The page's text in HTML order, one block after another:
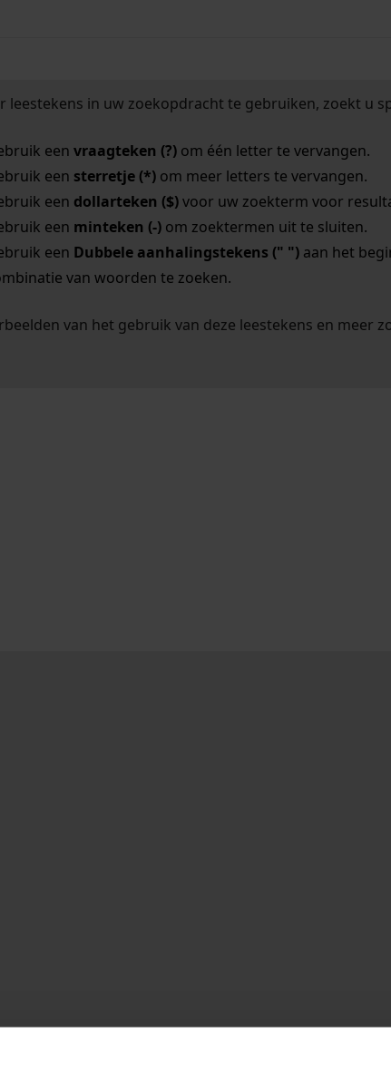
leestekens in uw zoekopdracht te gebruiken, zoekt u
een vraagteken (?)om één letter te vervangen.
een sterretje (*)om meer letters te vervangen.
een dollarteken ($)voor uw zoekterm voor
een minteken (-)om zoektermen uit te sluiten.
een Dubbele aanhalingstekens (" ")aan het
van woorden te zoeken.
van het gebruik van deze leestekens en meer